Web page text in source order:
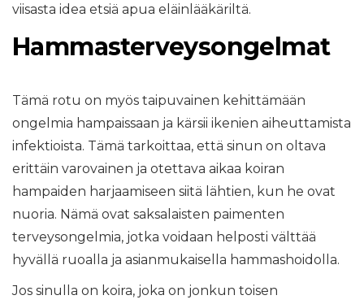
viisasta idea etsiä apua eläinlääkäriltä.
Hammasterveysongelmat
Tämä rotu on myös taipuvainen kehittämään
ongelmia hampaissaan ja kärsii ikenien aiheuttamista
infektioista. Tämä tarkoittaa, että sinun on oltava
erittäin varovainen ja otettava aikaa koiran
hampaiden harjaamiseen siitä lähtien, kun he ovat
nuoria. Nämä ovat saksalaisten paimenten
terveysongelmia, jotka voidaan helposti välttää
hyvällä ruoalla ja asianmukaisella hammashoidolla.
Jos sinulla on koira, joka on jonkun toisen